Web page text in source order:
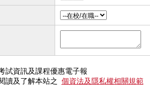
試資訊及課程優惠電子報
讀及了解本站之 個資法及隱私權相關規範